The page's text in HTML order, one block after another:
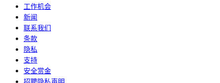
工作机会
新闻
联系我们
条款
隐私
支持
安全赏金